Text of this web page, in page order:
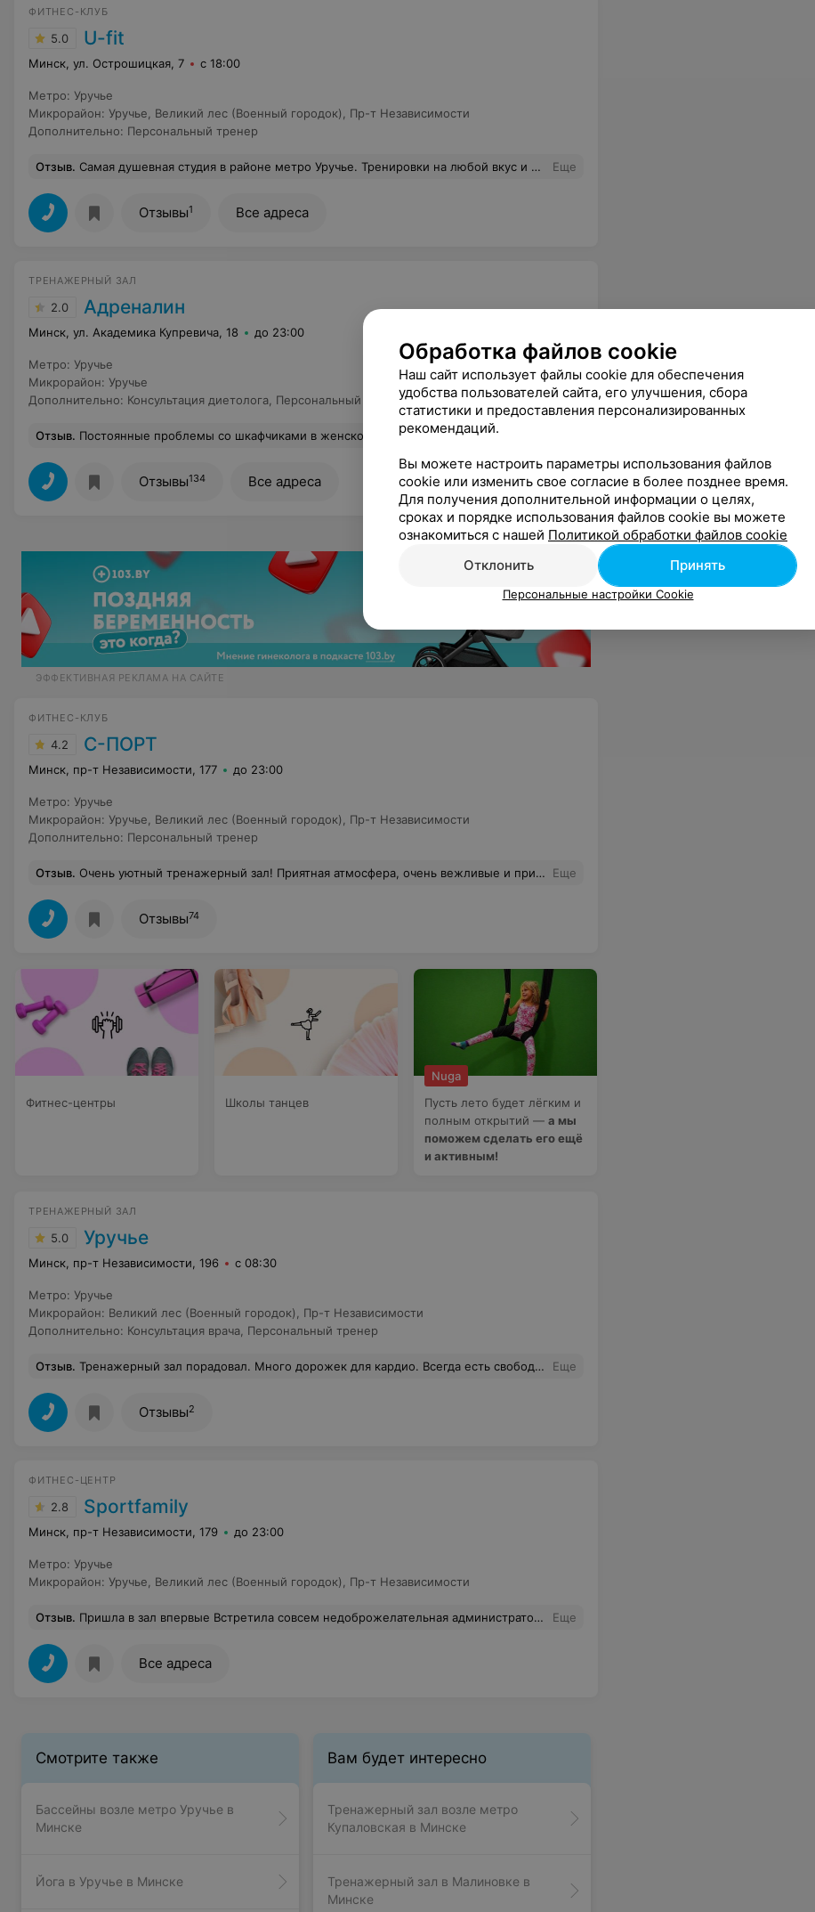
ФИТНЕС-КЛУБ
5.0 U-fit
Минск, ул. Острошицкая, 7 с 18:00
Метро: Уручье
Микрорайон: Уручье Великий лес (Военный городок)
Пр-т Независимости
Дополнительно: Персональный тренер
Отзыв. Самая душевная студия в районе метро Уручье. Тренировки на любой вкус и уровень подготовки, а главное отличный тренер и по совместительству владелец студии. Еще
Отзывы1 Все адреса
ТРЕНАЖЕРНЫЙ ЗАЛ
2.0 Адреналин
Минск, ул. Академика Купревича, 18 до 23:00
Метро: Уручье
Микрорайон: Уручье
Дополнительно: Консультация диетолога Персональный тренер
Отзыв. Постоянные проблемы со шкафчиками в женской раздевалке, их просто не хватает. Поэтому нужно быть готовой, что пиджак и брюки придется сложить стопочкой, а не повесить на вешалку. Отдельно стоящая вешалке имеется, но если мест не хватает, то она тоже переполнена особенно в зимний период, когда там висят дутые пальто. Удобнее всего ходить из дома сразу в спортивной форме, чтобы не нужно было переодеваться из парадной одежды.
Отзывы134 Все адреса
ЭФФЕКТИВНАЯ РЕКЛАМА НА САЙТЕ
ФИТНЕС-КЛУБ
4.2 С-ПОРТ
Минск, пр-т Независимости, 177 до 23:00
Метро: Уручье
Микрорайон: Уручье Великий лес (Военный городок)
Пр-т Независимости
Дополнительно: Персональный тренер
Отзыв. Очень уютный тренажерный зал! Приятная атмосфера, очень вежливые и приятные администраторы. Есть все базовые тренажеры + бесплатная станция для зарядки телефонов, это очень удобно Еще
Отзывы74
Фитнес-центры Школы танцев
Nuga
Пусть лето будет лёгким и
полным открытий — а мы
поможем сделать его ещё
и активным!
ТРЕНАЖЕРНЫЙ ЗАЛ
5.0 Уручье
Минск, пр-т Независимости, 196 с 08:30
Метро: Уручье
Микрорайон: Великий лес (Военный городок)
Пр-т Независимости
Дополнительно: Консультация врача Персональный тренер
Отзыв. Тренажерный зал порадовал. Много дорожек для кардио. Всегда есть свободные. Людей всегда немного, нет очередей к тренажерам. Все новое, красивое, приятно заниматься. Живу неподалеку, удобно добираться с м. Уручье. Раздевалки, душ - все есть, все в хорошем состоянии. Сам комплекс в целом хорош:) Еще
Отзывы2
ФИТНЕС-ЦЕНТР
2.8 Sportfamily
Минск, пр-т Независимости, 179 до 23:00
Метро: Уручье
Микрорайон: Уручье Великий лес (Военный городок) Пр-т Независимости
Отзыв. Пришла в зал впервые Встретила совсем недоброжелательная администратор. Попросили заполнить данные анкеты Интересовал персональный тренер Однако на сайте только один тренер И те кто, тренирует в зале не включены в тренерский состав. Дежурного тренера не было. Как работают опрелеленные тренажеры не понятно Несколько из них вовсе сломаны Зал ужасный. Неудобные раздевалки. Грубый и недоброжелательный персонал ( в частности администраторы). Клиентоариентированность страдает от слова совсем День испорчен( Еще
Все адреса
Смотрите также
Бассейны возле метро Уручье в
Минске
Йога в Уручье в Минске
Вам будет интересно
Тренажерный зал возле метро
Купаловская в Минске
Тренажерный зал в Малиновке в
Минске
Обработка файлов cookie
Наш сайт использует файлы cookie для обеспечения
удобства пользователей сайта, его улучшения, сбора
статистики и предоставления персонализированных
рекомендаций.
Вы можете настроить параметры использования файлов
cookie или изменить свое согласие в более позднее время.
Для получения дополнительной информации о целях,
сроках и порядке использования файлов cookie вы можете
ознакомиться с нашей Политикой обработки файлов cookie
Отклонить
Принять
Персональные настройки Cookie